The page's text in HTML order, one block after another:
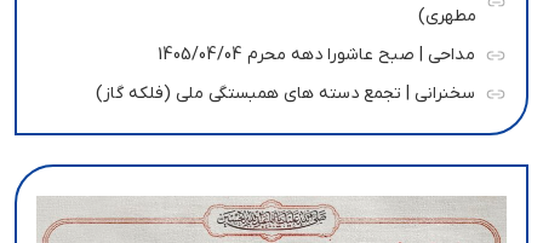
مطهری)
مداحی | صبح عاشورا دهه محرم 1405/04/04
سخنرانی | تجمع دسته های همبستگی ملی (فلکه گاز)